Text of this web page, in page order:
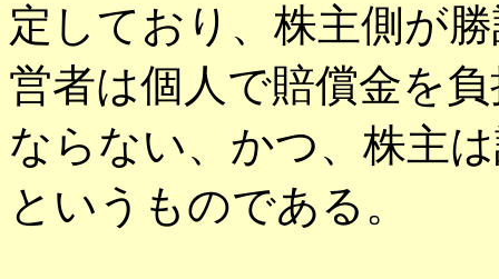
定しており、株主側が
営者は個人で賠償金を
ならない、かつ、株主
というものである。